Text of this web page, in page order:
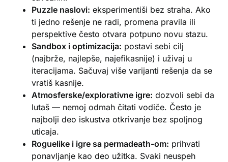
Puzzle naslovi: eksperimentiši bez straha. Ako
ti jedno rešenje ne radi, promena pravila ili
perspektive često otvara potpuno novu stazu.
Sandbox i optimizacija: postavi sebi cilj
(najbrže, najlepše, najefikasnije) i uživaj u
iteracijama. Sačuvaj više varijanti rešenja da se
vratiš kasnije.
Atmosferske/explorativne igre: dozvoli sebi da
lutaš — nemoj odmah čitati vodiče. Često je
najbolji deo iskustva otkrivanje bez spoljnog
uticaja.
Roguelike i igre sa permadeath-om: prihvati
ponavljanje kao deo užitka. Svaki neuspeh